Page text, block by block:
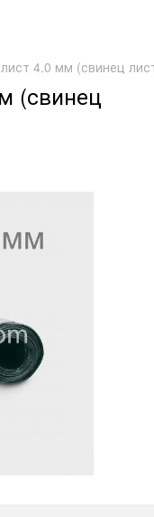
4.0 мм (свинец
(свинец